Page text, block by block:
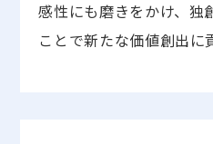
感性にも磨きをかけ、独
ことで新たな価値創出に